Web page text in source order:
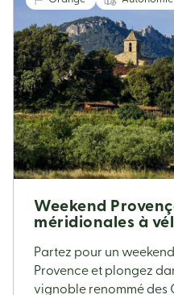
Weekend
méridionales à
Partez pour un
Provence et plongez
vignoble renommé des